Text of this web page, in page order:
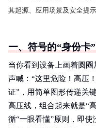
其起源、应用场景及安全提
一、符号的“身份卡
当你看到设备上画着圆
声喊：“这里危险！高压
证”，用简单图形传递关
高压线，组合起来就是“
循“一眼看懂”原则，即